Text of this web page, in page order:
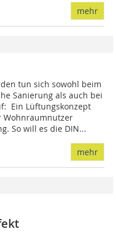
mehr
tun sich sowohl beim
Sanierung als auch bei
Ein Lüftungskonzept
Wohnraumnutzer
So will es die DIN...
mehr